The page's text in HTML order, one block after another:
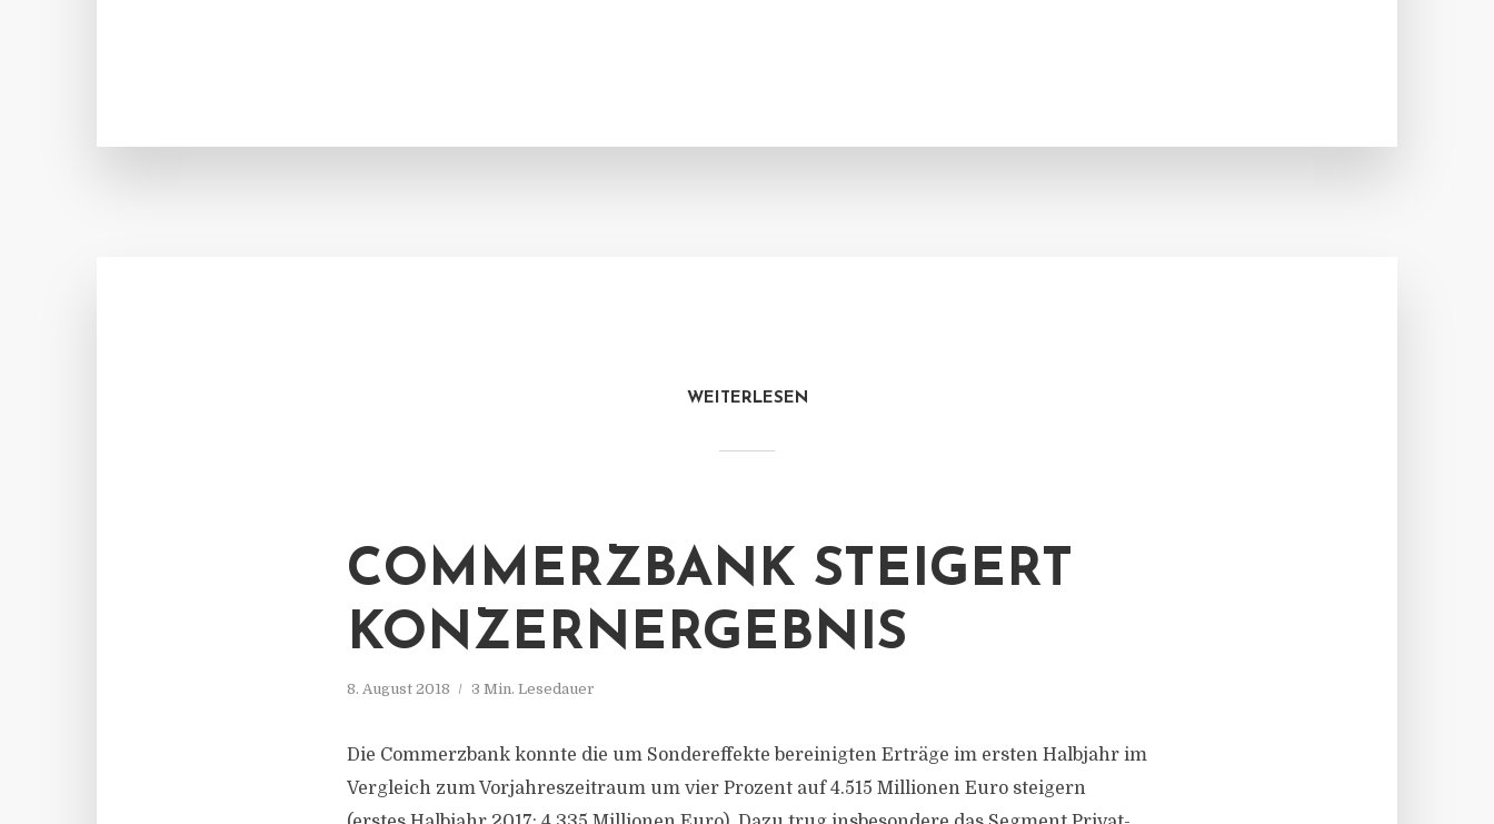
WEITERLESEN
COMMERZBANK STEIGERT
KONZERNERGEBNIS
8. August 2018 3 Min. Lesedauer
Die Commerzbank konnte die um Sondereffekte bereinigten Erträge im ersten Halbjahr im
Vergleich zum Vorjahreszeitraum um vier Prozent auf 4.515 Millionen Euro steigern